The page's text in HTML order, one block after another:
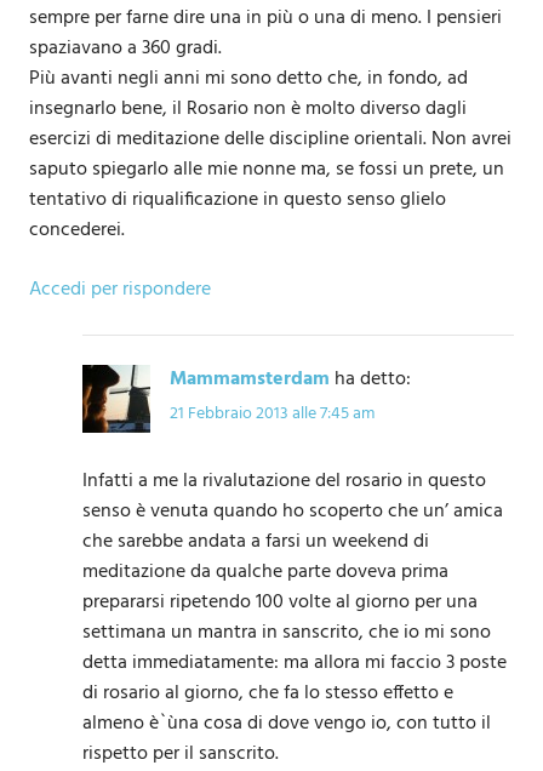
sempre per farne dire una in più o una di meno. I pensieri
spaziavano a 360 gradi.
Più avanti negli anni mi sono detto che, in fondo, ad
insegnarlo bene, il Rosario non è molto diverso dagli
esercizi di meditazione delle discipline orientali. Non avrei
saputo spiegarlo alle mie nonne ma, se fossi un prete, un
tentativo di riqualificazione in questo senso glielo
concederei.
Accedi per rispondere
Mammamsterdam ha detto:
21 Febbraio 2013 alle 7:45 am
Infatti a me la rivalutazione del rosario in questo
senso è venuta quando ho scoperto che un’ amica
che sarebbe andata a farsi un weekend di
meditazione da qualche parte doveva prima
prepararsi ripetendo 100 volte al giorno per una
settimana un mantra in sanscrito, che io mi sono
detta immediatamente: ma allora mi faccio 3 poste
di rosario al giorno, che fa lo stesso effetto e
almeno è`ùna cosa di dove vengo io, con tutto il
rispetto per il sanscrito.